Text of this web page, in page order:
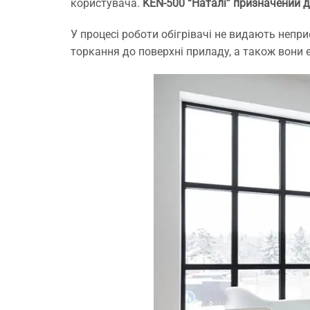
користувача. KEN-500 “Наталі” призначений
У процесі роботи обігрівачі не видають
торкання до поверхні приладу, а також вони